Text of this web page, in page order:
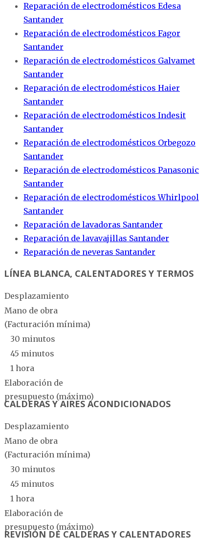
Reparación de electrodomésticos Edesa
Santander
Reparación de electrodomésticos Fagor
Santander
Reparación de electrodomésticos Galvamet
Santander
Reparación de electrodomésticos Haier
Santander
Reparación de electrodomésticos Indesit
Santander
Reparación de electrodomésticos Orbegozo
Santander
Reparación de electrodomésticos Panasonic
Santander
Reparación de electrodomésticos Whirlpool
Santander
Reparación de lavadoras Santander
Reparación de lavavajillas Santander
Reparación de neveras Santander
LÍNEA BLANCA, CALENTADORES Y TERMOS
Desplazamiento
Mano de obra
(Facturación mínima)
30 minutos
45 minutos
1 hora
Elaboración de
presupuesto (máximo)
CALDERAS Y AIRES ACONDICIONADOS
Desplazamiento
Mano de obra
(Facturación mínima)
30 minutos
45 minutos
1 hora
Elaboración de
presupuesto (máximo)
REVISIÓN DE CALDERAS Y CALENTADORES